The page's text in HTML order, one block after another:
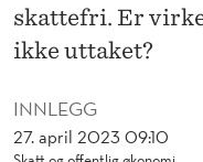
T
NINNLEGG
27. april 2023 09:10
skattefri. Er
ikke uttaket?